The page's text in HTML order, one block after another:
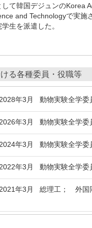
して韓国デジュンのKorea
and Technologyで実施
生を派遣した。
る各種委員・役職等
2028年3月 動物実験全学委
2026年3月 動物実験全学委
2024年3月 動物実験全学委
2022年3月 動物実験全学委
2021年3月
総理工； 外国